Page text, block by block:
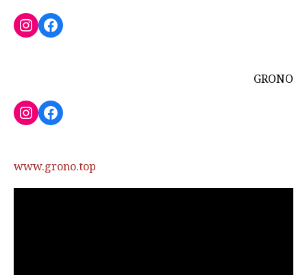
Instagram Facebook
GRONO
Instagram Facebook
www.grono.top